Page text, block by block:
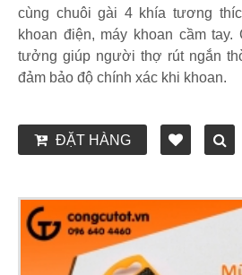
cùng chuôi gài 4 khía tương
khoan điện, máy khoan cầm
tưởng giúp người thợ rút ngắn
đảm bảo độ chính xác khi khoan.
ĐẶT HÀNG